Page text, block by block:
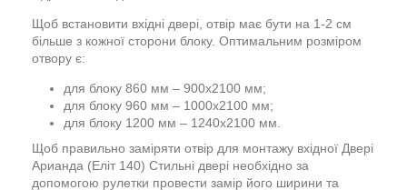
Щоб встановити вхідні двері, отвір має бути на 1-2 см
більше з кожної сторони блоку. Оптимальним розміром
отвору є:
для блоку 860 мм – 900х2100 мм;
для блоку 960 мм – 1000х2100 мм;
для блоку 1200 мм – 1240х2100 мм.
Щоб правильно заміряти отвір для монтажу вхідної Двері
Арианда (Еліт 140) Стильні двері необхідно за
допомогою рулетки провести замір його ширини та